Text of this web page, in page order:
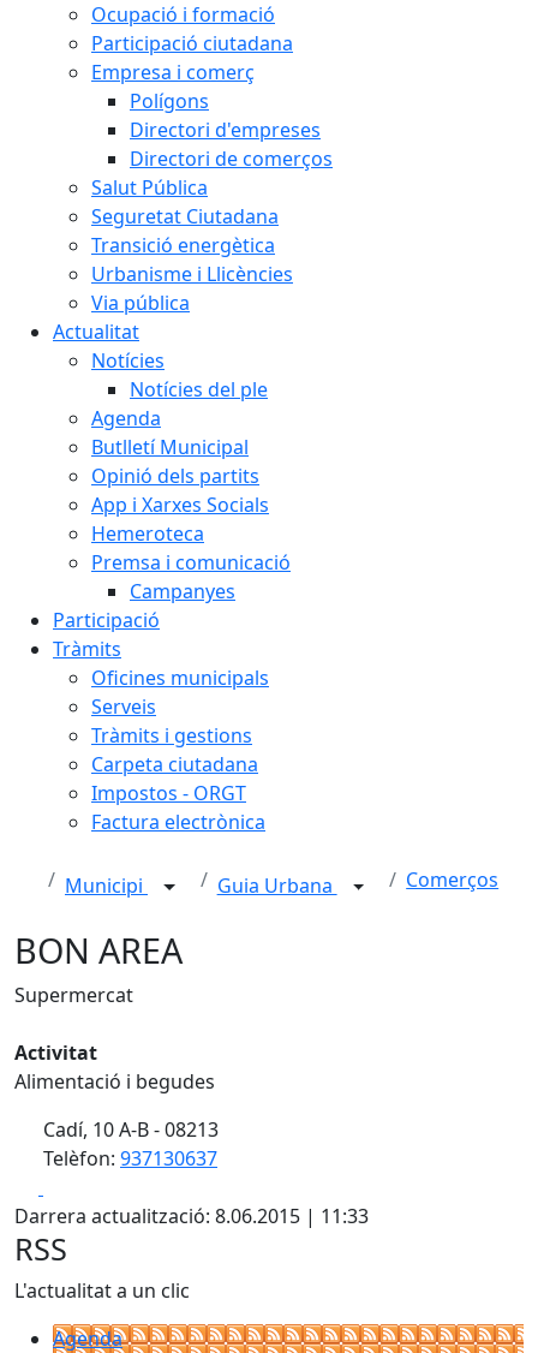
Ocupació i formació
Participació ciutadana
Empresa i comerç
Polígons
Directori d'empreses
Directori de comerços
Salut Pública
Seguretat Ciutadana
Transició energètica
Urbanisme i Llicències
Via pública
Actualitat
Notícies
Notícies del ple
Agenda
Butlletí Municipal
Opinió dels partits
App i Xarxes Socials
Hemeroteca
Premsa i comunicació
Campanyes
Participació
Tràmits
Oficines municipals
Serveis
Tràmits i gestions
Carpeta ciutadana
Impostos - ORGT
Factura electrònica
Municipi Guia Urbana Comerços
BON AREA
Supermercat
Activitat
Alimentació i begudes
Cadí, 10 A-B - 08213
Telèfon: 937130637
Darrera actualització: 8.06.2015 | 11:33
RSS
L'actualitat a un clic
Agenda